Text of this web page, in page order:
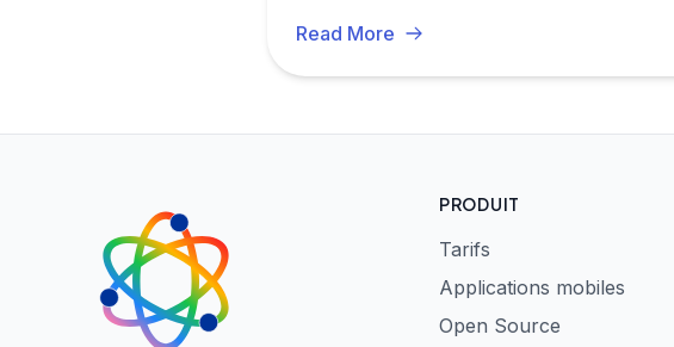
Read More
PRODUIT
Tarifs
Applications mobiles
Open Source